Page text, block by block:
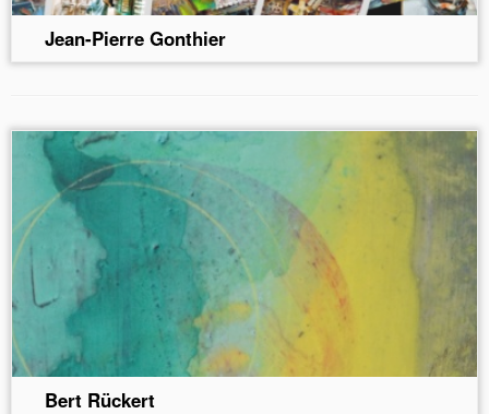
Jean-Pierre Gonthier
Bert Rückert